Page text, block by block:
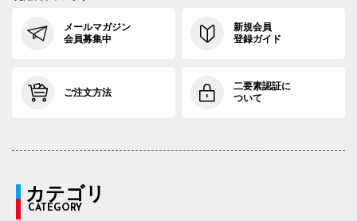
メールマガジン
会員募集中
新規会員
登録ガイド
ご注文方法
二要素認証に
ついて
カテゴリ
CATEGORY